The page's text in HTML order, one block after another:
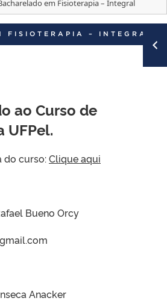
em Fisioterapia – Integral
FISIOTERAPIA – INTEGRAL
ao Curso de
UFPel.
do curso:Clique aqui
Bueno Orcy
Anacker